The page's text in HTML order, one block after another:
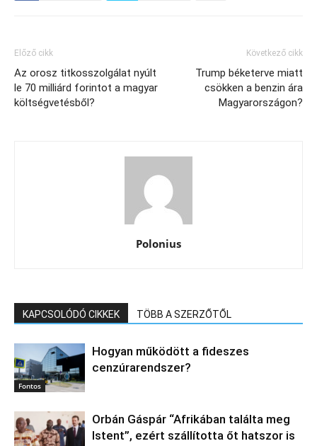
Előző cikk
Az orosz titkosszolgálat nyúlt
le 70 milliárd forintot a magyar
költségvetésből?
Következő cikk
Trump béketerve miatt
csökken a benzin ára
Magyarországon?
Polonius
KAPCSOLÓDÓ CIKKEK TÖBB A SZERZŐTŐL
Fontos
Hogyan működött a fideszes
cenzúrarendszer?
Orbán Gáspár “Afrikában találta meg
Istent”, ezért szállította őt hatszor is